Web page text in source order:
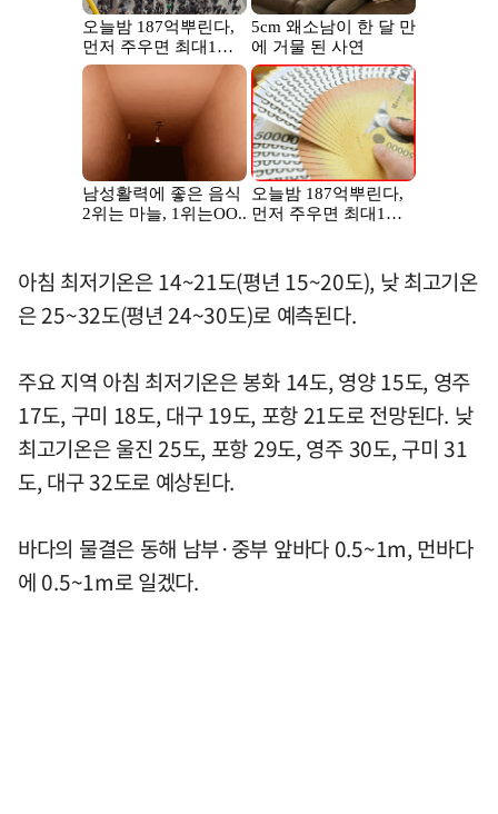
아침 최저기온은 14~21도(평년 15~20도), 낮 최고기온
은 25~32도(평년 24~30도)로 예측된다.
주요 지역 아침 최저기온은 봉화 14도, 영양 15도, 영주
17도, 구미 18도, 대구 19도, 포항 21도로 전망된다. 낮
최고기온은 울진 25도, 포항 29도, 영주 30도, 구미 31
도, 대구 32도로 예상된다.
바다의 물결은 동해 남부·중부 앞바다 0.5~1m, 먼바다
에 0.5~1m로 일겠다.